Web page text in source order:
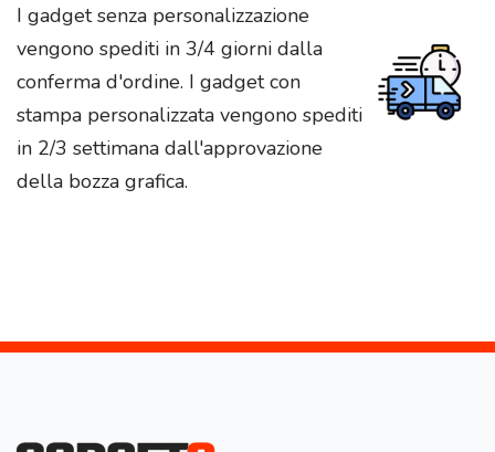
I gadget senza personalizzazione
vengono spediti in 3/4 giorni dalla
conferma d'ordine. I gadget con
stampa personalizzata vengono spediti
in 2/3 settimana dall'approvazione
della bozza grafica.